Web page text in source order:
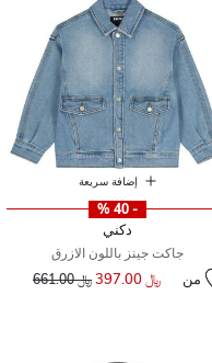
إضافة سريعة
- 40 %
دكني
جاكت جينز باللون الازرق
من ﷼ 397.00 سعر مخفض من
﷼ 661.00 إلى